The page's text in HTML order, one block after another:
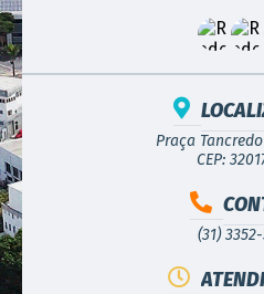
Praça
CEP:
(31)